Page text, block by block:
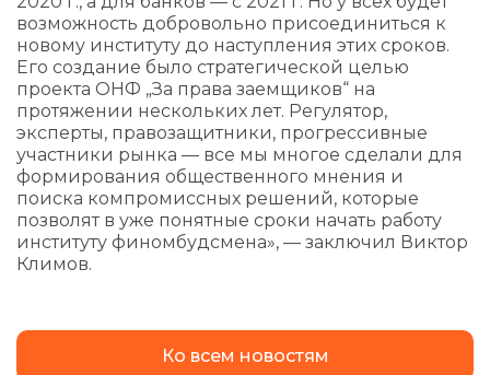
возможность добровольно присоединиться к
новому институту до наступления этих сроков.
Его создание было стратегической целью
проекта ОНФ „За права заемщиков“ на
протяжении нескольких лет. Регулятор,
эксперты, правозащитники, прогрессивные
участники рынка — все мы многое сделали для
формирования общественного мнения и
поиска компромиссных решений, которые
позволят в уже понятные сроки начать работу
институту финомбудсмена», — заключил Виктор
Климов.
Ко всем новостям